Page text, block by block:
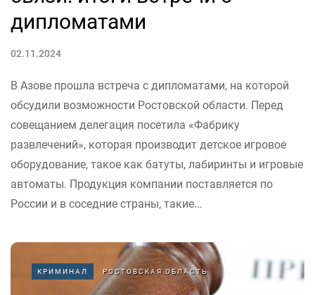
дипломатами
02.11.2024
В Азове прошла встреча с дипломатами, на которой
обсудили возможности Ростовской области. Перед
совещанием делегация посетила «Фабрику
развлечений», которая производит детское игровое
оборудование, такое как батуты, лабиринты и игровые
автоматы. Продукция компании поставляется по
России и в соседние страны, такие...
КРИМИНАЛ РОСТОВСКАЯ ОБЛАСТЬ